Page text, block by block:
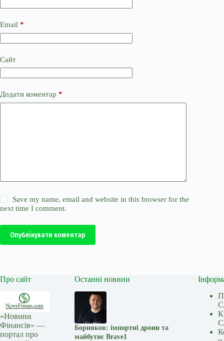
Email *
Сайт
Додати коментар *
Save my name, email and website in this browser for the
next time I comment.
Опублікувати коментар
Про сайт
«Новини
Фінансів» —
портал про
Останні новини
Борняков: імпортні дрони та
майбутнє Brave1